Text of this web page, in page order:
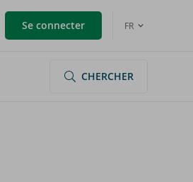
Se connecter FR
CHERCHER